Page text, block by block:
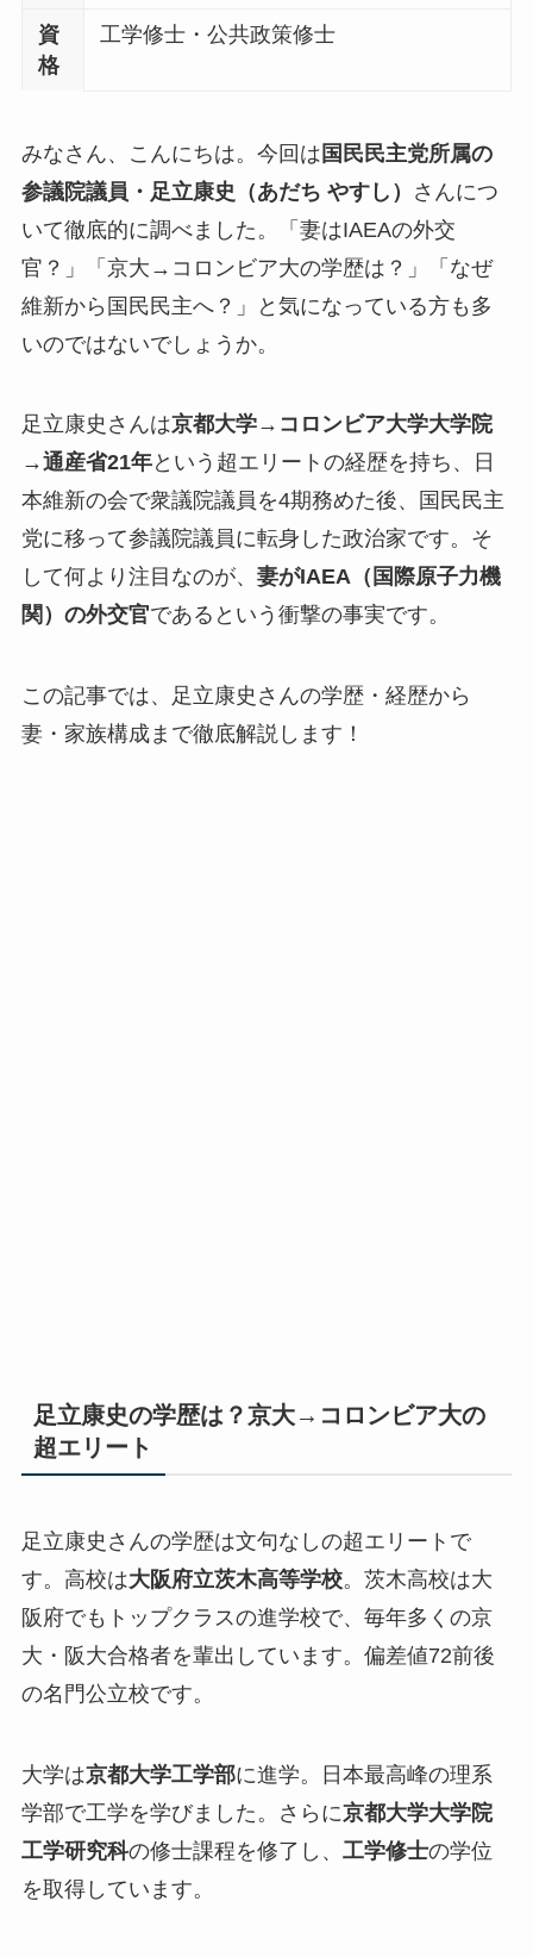
資
格
工学修士・公共政策修士
みなさん、こんにちは。今回は 国民民主党所属の
参議院議員・足立康史（あだち やすし）
さんにつ
いて徹底的に調べました。「妻はIAEAの外交
官？」「京大→コロンビア大の学歴は？」「なぜ
維新から国民民主へ？」と気になっている方も多
いのではないでしょうか。
足立康史さんは京都大学→コロンビア大学大学院
→通産省21年という超エリートの経歴を持ち、日
本維新の会で衆議院議員を4期務めた後、国民民主
党に移って参議院議員に転身した政治家です。そ
して何より注目なのが、 妻がIAEA（国際原子力機
関）の外交官であるという衝撃の事実です。
この記事では、
足立康史さんの学歴・経歴から
妻・家族構成まで徹底解説します！
足立康史の学歴は？京大→コロンビア大の
超エリート
足立康史さんの学歴は文句なしの超エリートで
す。高校は大阪府立茨木高等学校。茨木高校は大
阪府でもトップクラスの進学校で、毎年多くの京
大・阪大合格者を輩出しています。偏差値72前後
の名門公立校です。
大学は京都大学工学部に進学。日本最高峰の理系
学部で工学を学びました。さらに京都大学大学院
工学研究科の修士課程を修了し、 工学修士の学位
を取得しています。